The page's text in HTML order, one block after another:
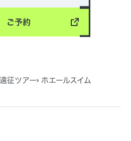
ご予約
征ツアー
ホエールスイム